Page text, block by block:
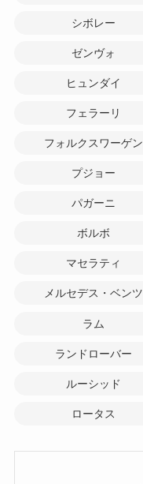
シボレー
ゼンヴォ
ヒュンダイ
フェラーリ
フォルクスワーゲン
プジョー
パガーニ
ボルボ
マセラティ
メルセデス・ベンツ
ラム
ランドローバー
ルーシッド
ロータス